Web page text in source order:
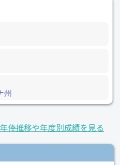
州
俸推移や年度別成績を見る